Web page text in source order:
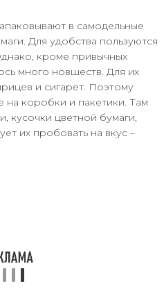
в самодельные
Для удобства пользуются
кроме привычных
много новшеств. Для их
и сигарет. Поэтому
на коробки и пакетики. Там
кусочки цветной бумаги,
их пробовать на вкус –